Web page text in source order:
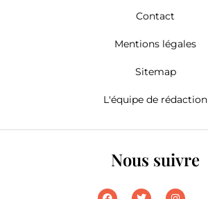
Contact
Mentions légales
Sitemap
L'équipe de rédaction
Nous suivre